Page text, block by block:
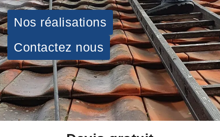
Nos réalisations
Contactez nous